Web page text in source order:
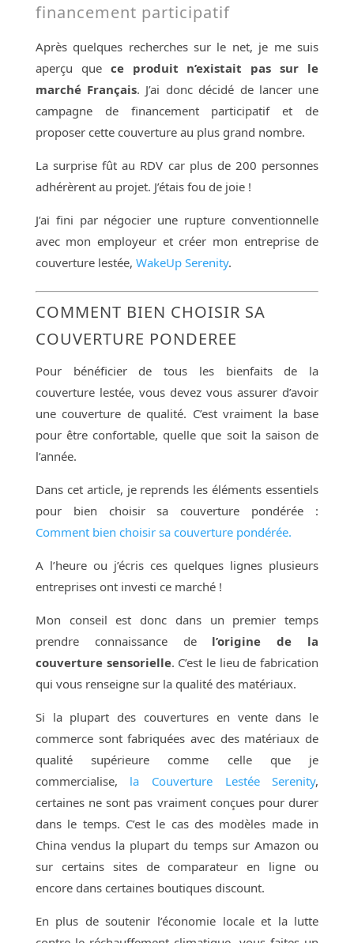
financement participatif
Après quelques recherches sur le net, je me suis
aperçu que ce produit n’existait pas sur le
marché Français. J’ai donc décidé de lancer une
campagne de financement participatif et de
proposer cette couverture au plus grand nombre.
La surprise fût au RDV car plus de 200 personnes
adhérèrent au projet. J’étais fou de joie !
J’ai fini par négocier une rupture conventionnelle
avec mon employeur et créer mon entreprise de
couverture lestée, WakeUp Serenity.
COMMENT BIEN CHOISIR SA
COUVERTURE PONDEREE
Pour bénéficier de tous les bienfaits de la
couverture lestée, vous devez vous assurer d’avoir
une couverture de qualité. C’est vraiment la base
pour être confortable, quelle que soit la saison de
l’année.
Dans cet article, je reprends les éléments essentiels
pour bien choisir sa couverture pondérée :
Comment bien choisir sa couverture pondérée.
A l’heure ou j’écris ces quelques lignes plusieurs
entreprises ont investi ce marché !
Mon conseil est donc dans un premier temps
prendre connaissance del’origine de la
couverture sensorielle. C’est le lieu de fabrication
qui vous renseigne sur la qualité des matériaux.
Si la plupart des couvertures en vente dans le
commerce sont fabriquées avec des matériaux de
qualité supérieure comme celle que je
commercialise, la Couverture Lestée Serenity,
certaines ne sont pas vraiment conçues pour durer
dans le temps. C’est le cas des modèles made in
China vendus la plupart du temps sur Amazon ou
sur certains sites de comparateur en ligne ou
encore dans certaines boutiques discount.
En plus de soutenir l’économie locale et la lutte